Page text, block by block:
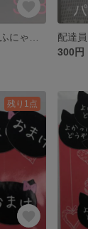
300円
残り1点